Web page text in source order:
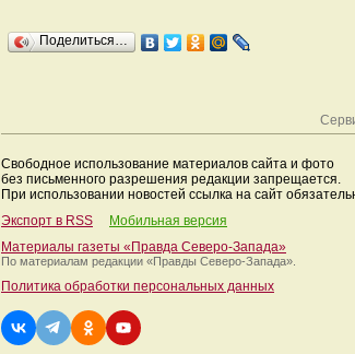
Поделиться…
Свободное использование материалов сайта и фото
без письменного разрешения редакции запрещается.
При использовании новостей ссылка на сайт
Экспорт в RSS
Мобильная версия
Материалы газеты «Правда Северо-Запада»
По материалам редакции «Правды Северо-Запада».
Политика обработки персональных данных